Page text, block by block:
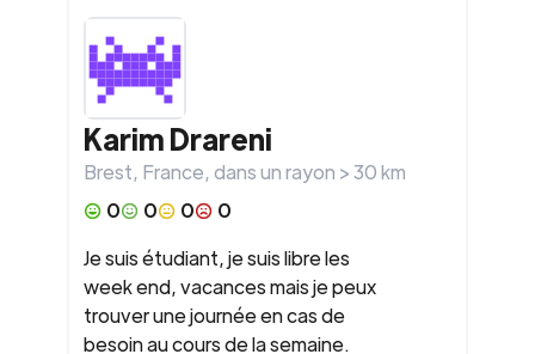
Karim Drareni
Brest, France, dans un rayon >30km
0
0 0
0
Je suis étudiant, je suis libre les
week end, vacances mais je peux
trouver une journée en cas de
besoin au cours de la semaine.